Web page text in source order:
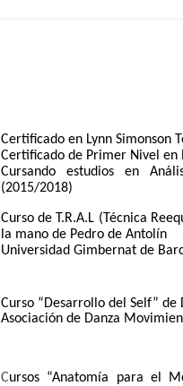
Certificado en Lynn Simonson
Certificado de Primer Nivel en
Cursando estudios en
(2015/2018)
Curso de T.R.A.L (Técnica
la mano de Pedro de Antolín
Universidad Gimbernat de
Curso “Desarrollo del Self” de
Asociación de Danza
Cursos “Anatomía para el